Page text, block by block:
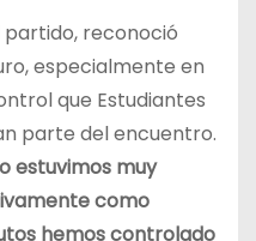
reconoció
especialmente en
que Estudiantes
parte del encuentro.
estuvimos muy
como
hemos controlado